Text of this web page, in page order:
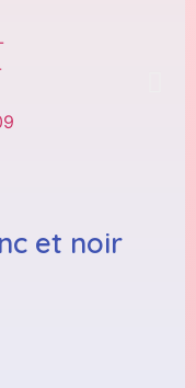
et noir